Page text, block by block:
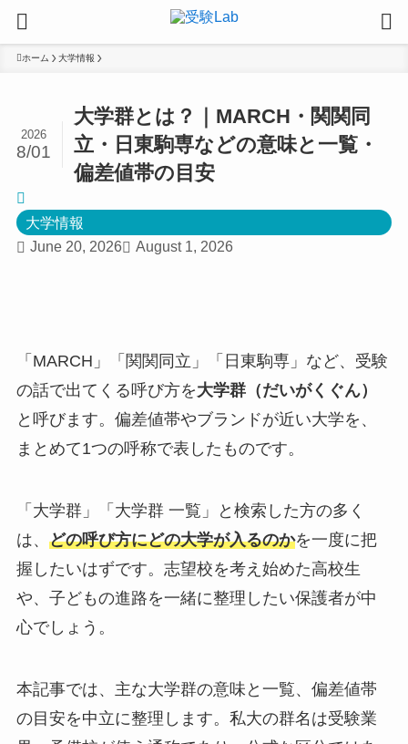
ホーム 大学情報
大学群とは？｜MARCH・関関同
立・日東駒専などの意味と一覧・
偏差値帯の目安
2026
8/01
大学情報
June 20, 2026
August 1, 2026
「MARCH」「関関同立」「日東駒専」など、受験
の話で出てくる呼び方を大学群（だいがくぐん）
と呼びます。偏差値帯やブランドが近い大学を、
まとめて1つの呼称で表したものです。
「大学群」「大学群 一覧」と検索した方の多く
は、 どの呼び方にどの大学が入るのかを一度に把
握したいはずです。志望校を考え始めた高校生
や、子どもの進路を一緒に整理したい保護者が中
心でしょう。
本記事では、主な大学群の意味と一覧、偏差値帯
の目安を中立に整理します。私大の群名は受験業